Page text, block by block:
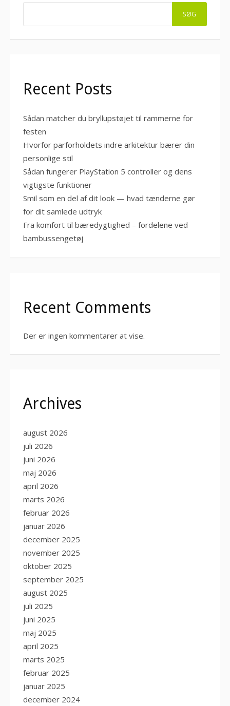
SØG
Recent Posts
Sådan matcher du bryllupstøjet til rammerne for
festen
Hvorfor parforholdets indre arkitektur bærer din
personlige stil
Sådan fungerer PlayStation 5 controller og dens
vigtigste funktioner
Smil som en del af dit look — hvad tænderne gør
for dit samlede udtryk
Fra komfort til bæredygtighed – fordelene ved
bambussengetøj
Recent Comments
Der er ingen kommentarer at vise.
Archives
august 2026
juli 2026
juni 2026
maj 2026
april 2026
marts 2026
februar 2026
januar 2026
december 2025
november 2025
oktober 2025
september 2025
august 2025
juli 2025
juni 2025
maj 2025
april 2025
marts 2025
februar 2025
januar 2025
december 2024